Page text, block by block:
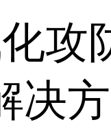
攻
决